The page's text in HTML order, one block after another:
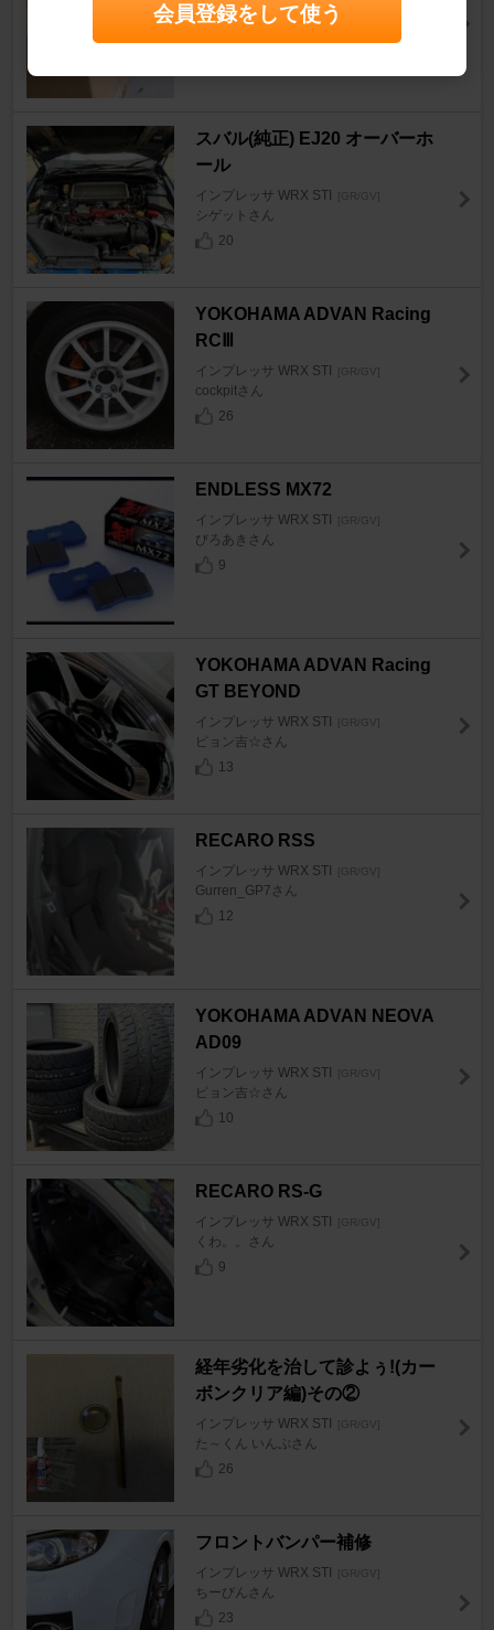
インプレッサ WRX STI [GR/GV]
スバル(純正) EJ20 オーバーホ
ール
インプレッサ WRX STI [GR/GV]
シゲットさん
20
YOKOHAMA ADVAN Racing
RCⅢ
インプレッサ WRX STI [GR/GV]
cockpitさん
26
ENDLESS MX72
インプレッサ WRX STI [GR/GV]
びろあきさん
9
YOKOHAMA ADVAN Racing
GT BEYOND
インプレッサ WRX STI [GR/GV]
ピョン吉☆さん
13
RECARO RSS
インプレッサ WRX STI [GR/GV]
Gurren_GP7さん
12
YOKOHAMA ADVAN NEOVA
AD09
インプレッサ WRX STI [GR/GV]
ピョン吉☆さん
10
RECARO RS-G
インプレッサ WRX STI [GR/GV]
くわ。。さん
9
経年劣化を治して診よぅ!(カー
ボンクリア編)その②
インプレッサ WRX STI [GR/GV]
た～くん いんぷさん
26
フロントバンパー補修
インプレッサ WRX STI [GR/GV]
ちーびんさん
23
会員登録をして使う